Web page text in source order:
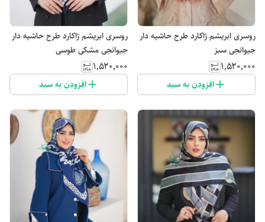
روسری ابریشم ژاکارد طرح حاشیه دار
جیوانجی سبز
۱٬۵۲۰٬۰۰۰
افزودن به سبد
روسری ابریشم ژاکارد طرح حاشیه دار
جیوانجی مشکی طوسی
۱٬۵۲۰٬۰۰۰
افزودن به سبد